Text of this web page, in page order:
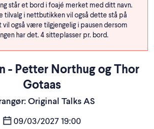
står et bord i foajé merket med ditt navn.
tilvalg i nettbutikken vil også dette stå på
vil også være tilgjengelig i pausen dersom
har det. 4 sitteplasser pr. bord.
- Petter Northug og Thor
Gotaas
Original Talks AS
09/03/2027 19:00